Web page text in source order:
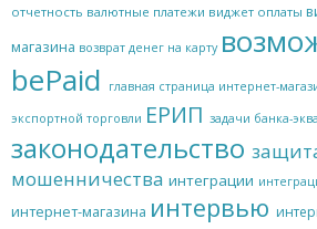
отчетность валютные платежи виджет оплаты
магазина возврат денег на карту
bePaid
главная страница интернет-
экспортной торговли ЕРИП задачи банка-
законодательство
мошенничества интеграции
интернет-магазина интервью